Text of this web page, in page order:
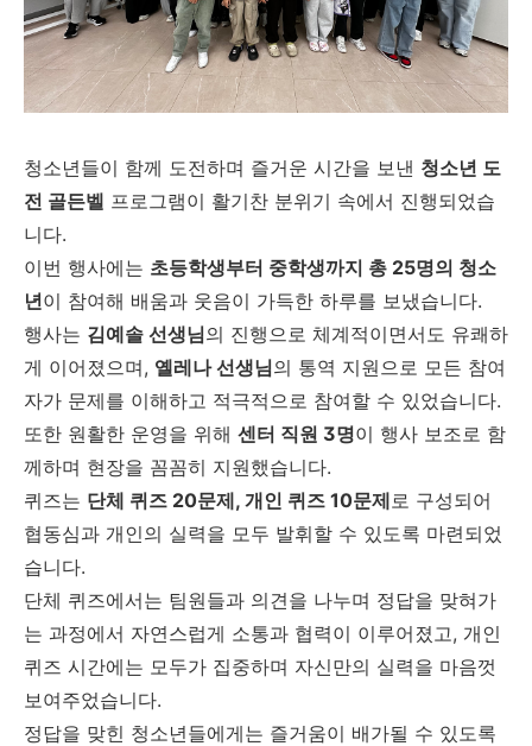
청소년들이 함께 도전하며 즐거운 시간을 보낸 청소년 도
전 골든벨 프로그램이 활기찬 분위기 속에서 진행되었습
니다.
이번 행사에는 초등학생부터 중학생까지 총 25명의 청소
년이 참여해 배움과 웃음이 가득한 하루를 보냈습니다.
행사는 김예솔 선생님의 진행으로 체계적이면서도 유쾌하
게 이어졌으며, 옐레나 선생님의 통역 지원으로 모든 참여
자가 문제를 이해하고 적극적으로 참여할 수 있었습니다.
또한 원활한 운영을 위해 센터 직원 3명이 행사 보조로 함
께하며 현장을 꼼꼼히 지원했습니다.
퀴즈는 단체 퀴즈 20문제, 개인 퀴즈 10문제로 구성되어
협동심과 개인의 실력을 모두 발휘할 수 있도록 마련되었
습니다.
단체 퀴즈에서는 팀원들과 의견을 나누며 정답을 맞혀가
는 과정에서 자연스럽게 소통과 협력이 이루어졌고, 개인
퀴즈 시간에는 모두가 집중하며 자신만의 실력을 마음껏
보여주었습니다.
정답을 맞힌 청소년들에게는 즐거움이 배가될 수 있도록